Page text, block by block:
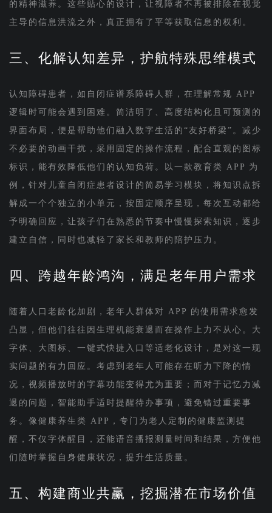
的精神滋养。这些贴心的设计，让视障者不再被排除在视觉
主导的信息洪流之外，真正拥有了平等获取信息的权利。
三、化解认知差异，护航特殊思维模式
认知障碍患者，如自闭症谱系障碍人群，在理解常规 APP
逻辑时可能会遇到困难。简洁明了、高度结构化且可预测的
界面布局，便是帮助他们融入数字生活的“友好桥梁”。减少
不必要的动画干扰，采用固定的操作流程，配合直观的图标
标识，能有效降低他们的认知负荷。以一款教育类 APP 为
例，针对儿童自闭症患者设计的简易学习模块，将知识点拆
解成一个个独立的小单元，按固定顺序呈现，每次互动都给
予明确回应，让孩子们在熟悉的节奏中慢慢探索知识，逐步
建立自信，同时也减轻了家长和教师的陪护压力。
四、跨越年龄鸿沟，满足老年用户需求
随着人口老龄化加剧，老年人群体对 APP 的使用需求愈发
凸显，但他们往往因生理机能衰退而在操作上力不从心。大
字体、大图标、一键式快捷入口等适老化设计，是对这一现
实问题的有力回应。考虑到老年人可能存在听力下降的情
况，视频播放时的字幕功能变得尤为重要；而对于记忆力减
退的问题，智能助手适时提醒待办事项，避免错过重要事
务。像健康养生类 APP，专门为老人定制的健康监测提
醒，不仅字体醒目，还能语音播报测量时间和结果，方便他
们随时掌握自身健康状况，提升生活质量。
五、构建商业共赢，挖掘潜在市场价值